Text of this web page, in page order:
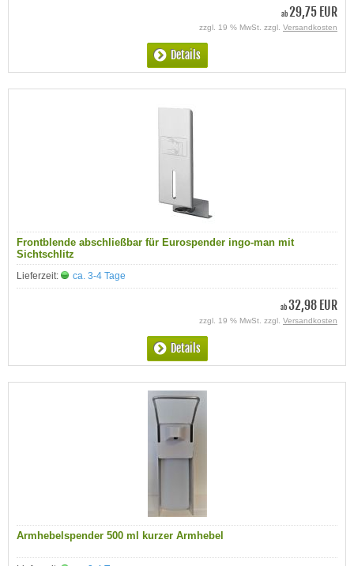
ab29,75 EUR
zzgl. 19 % MwSt. zzgl. Versandkosten
Details
Frontblende abschließbar für Eurospender ingo-man mit
Sichtschlitz
Lieferzeit: ca. 3-4 Tage
ab32,98 EUR
zzgl. 19 % MwSt. zzgl. Versandkosten
Details
Armhebelspender 500 ml kurzer Armhebel